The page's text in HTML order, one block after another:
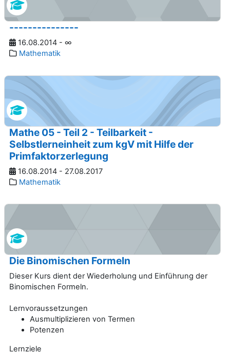
---------------
16.08.2014 - ∞
Mathematik
Mathe 05 - Teil 2 - Teilbarkeit -
Selbstlerneinheit zum kgV mit Hilfe der
Primfaktorzerlegung
16.08.2014 - 27.08.2017
Mathematik
Die Binomischen Formeln
Dieser Kurs dient der Wiederholung und Einführung der
Binomischen Formeln.
Lernvoraussetzungen
Ausmultiplizieren von Termen
Potenzen
Lernziele